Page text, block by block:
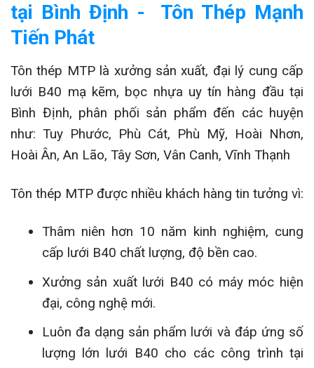
tại Bình Định - Tôn Thép Mạnh
Tiến Phát
Tôn thép MTP là xưởng sản xuất, đại lý cung cấp
lưới B40 mạ kẽm, bọc nhựa uy tín hàng đầu tại
Bình Định, phân phối sản phẩm đến các huyện
như: Tuy Phước, Phù Cát, Phù Mỹ, Hoài Nhơn,
Hoài Ân, An Lão, Tây Sơn, Vân Canh, Vĩnh Thạnh
Tôn thép MTP được nhiều khách hàng tin tưởng vì:
Thâm niên hơn 10 năm kinh nghiệm, cung
cấp lưới B40 chất lượng, độ bền cao.
Xưởng sản xuất lưới B40 có máy móc hiện
đại, công nghệ mới.
Luôn đa dạng sản phẩm lưới và đáp ứng số
lượng lớn lưới B40 cho các công trình tại